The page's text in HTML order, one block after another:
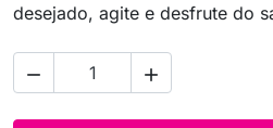
desejado, agite e desfrute do
 